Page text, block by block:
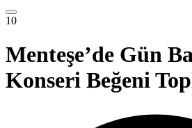
10
Menteşe’de Gün
Konseri Beğeni